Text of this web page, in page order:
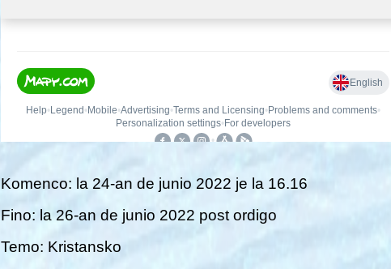
Komenco: la 24-an de junio 2022 je la 16.16
Fino: la 26-an de junio 2022 post ordigo
Temo: Kristansko